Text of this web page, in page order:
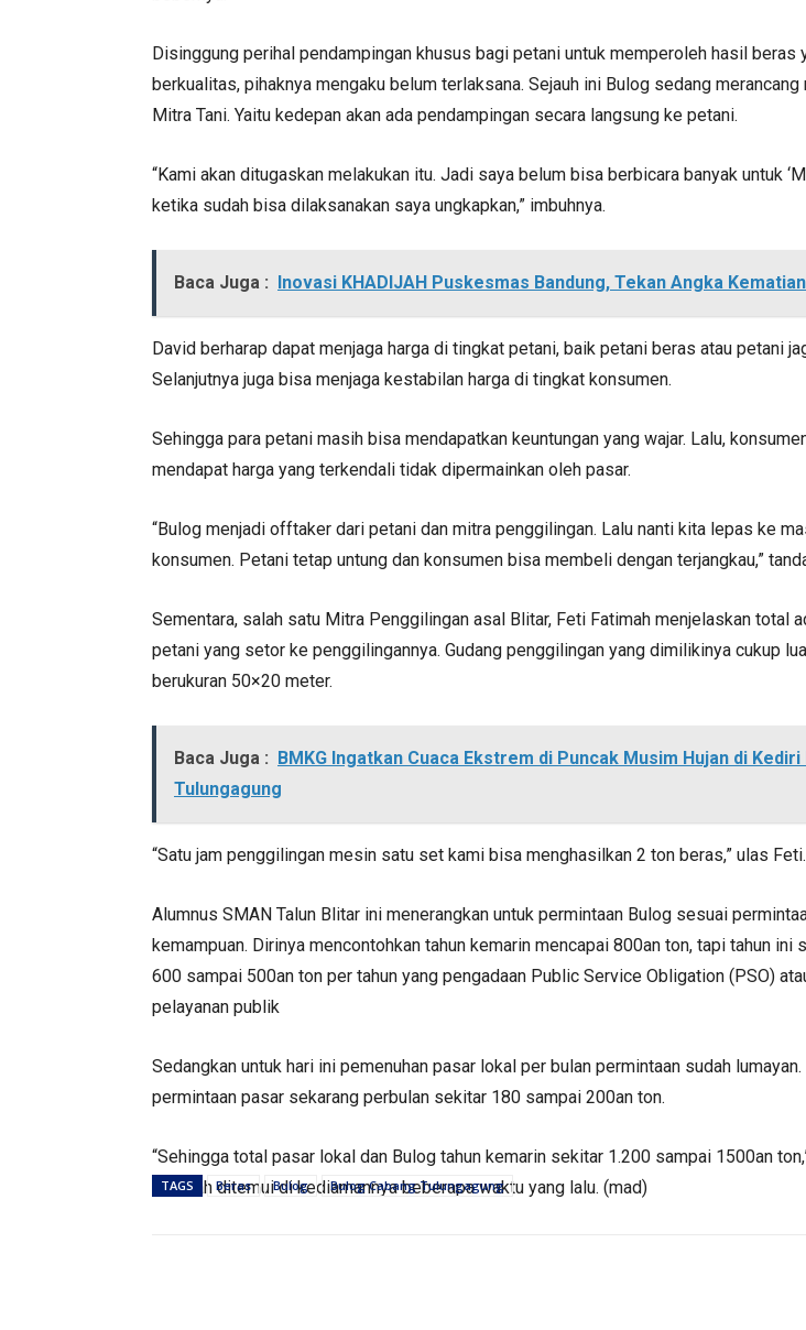
Disinggung perihal pendampingan khusus bagi petani untuk memperoleh hasil beras
berkualitas, pihaknya mengaku belum terlaksana. Sejauh ini Bulog sedang
Mitra Tani. Yaitu kedepan akan ada pendampingan secara langsung ke petani.
“Kami akan ditugaskan melakukan itu. Jadi saya belum bisa berbicara banyak untuk
ketika sudah bisa dilaksanakan saya ungkapkan,” imbuhnya.
Baca Juga : Inovasi KHADIJAH Puskesmas Bandung, Tekan Angka
David berharap dapat menjaga harga di tingkat petani, baik petani beras atau petani
Selanjutnya juga bisa menjaga kestabilan harga di tingkat konsumen.
Sehingga para petani masih bisa mendapatkan keuntungan yang wajar. Lalu,
mendapat harga yang terkendali tidak dipermainkan oleh pasar.
“Bulog menjadi offtaker dari petani dan mitra penggilingan. Lalu nanti kita lepas ke
konsumen. Petani tetap untung dan konsumen bisa membeli dengan terjangkau,”
Sementara, salah satu Mitra Penggilingan asal Blitar, Feti Fatimah menjelaskan total
petani yang setor ke penggilingannya. Gudang penggilingan yang dimilikinya cukup
berukuran 50×20 meter.
Baca Juga : BMKG Ingatkan Cuaca Ekstrem di Puncak Musim Hujan di Kediri
Tulungagung
“Satu jam penggilingan mesin satu set kami bisa menghasilkan 2 ton beras,” ulas Feti.
Alumnus SMAN Talun Blitar ini menerangkan untuk permintaan Bulog sesuai
kemampuan. Dirinya mencontohkan tahun kemarin mencapai 800an ton, tapi tahun ini
600 sampai 500an ton per tahun yang pengadaan Public Service Obligation (PSO)
pelayanan publik
Sedangkan untuk hari ini pemenuhan pasar lokal per bulan permintaan sudah lumayan.
permintaan pasar sekarang perbulan sekitar 180 sampai 200an ton.
“Sehingga total pasar lokal dan Bulog tahun kemarin sekitar 1.200 sampai 1500an
Fatimah ditemui di kediamannya beberapa waktu yang lalu. (mad)
TAGS Beras Bulog Bulog Cabang Tulungagung